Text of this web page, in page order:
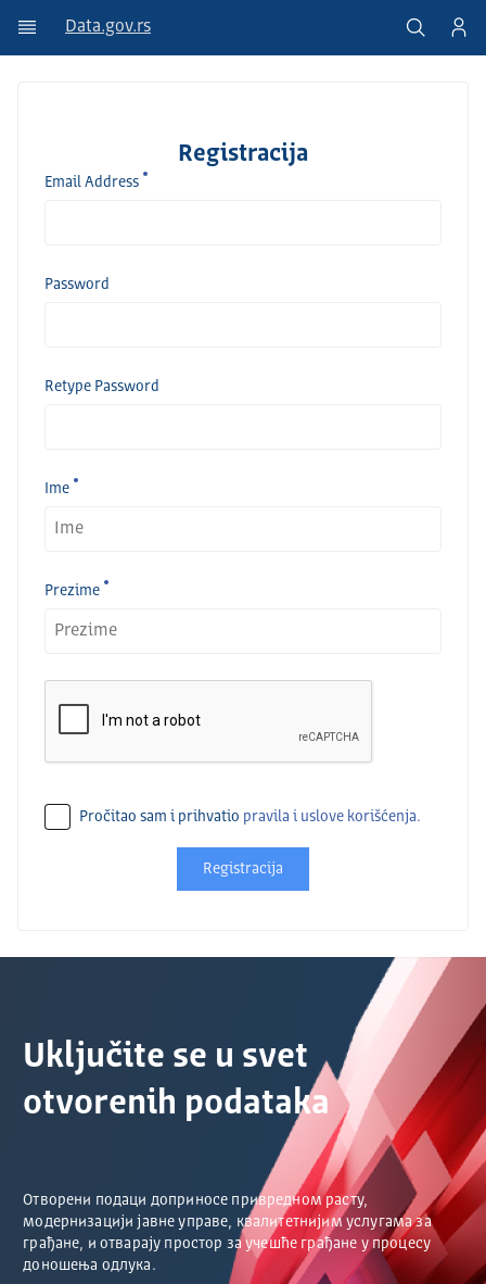
Data.gov.rs
Registracija
Email Address
Password
Retype Password
Ime
Prezime
Pročitao sam i prihvatio pravila i uslove korišćenja.
Registracija
Uključite se u svet
otvorenih podataka
Отворени подаци доприносе привредном расту,
модернизацији јавне управе, квалитетнијим услугама за
грађане, и отварају простор за учешће грађане у процесу
доношења одлука.